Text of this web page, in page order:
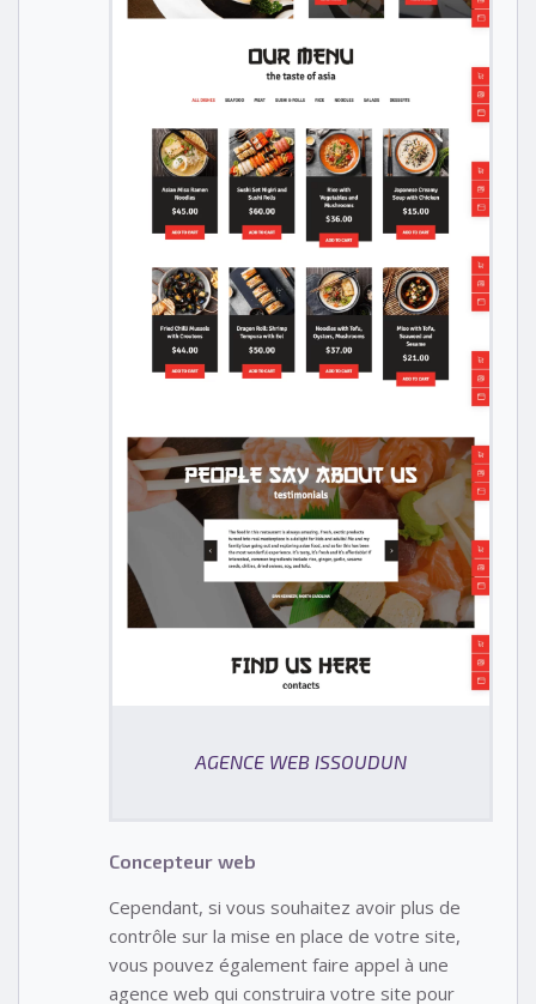
AGENCE WEB ISSOUDUN
Concepteur web
Cependant, si vous souhaitez avoir plus de
contrôle sur la mise en place de votre site,
vous pouvez également faire appel à une
agence web qui construira votre site pour